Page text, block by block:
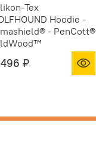
Tex
Hoodie -
- PenCott®
496 ₽